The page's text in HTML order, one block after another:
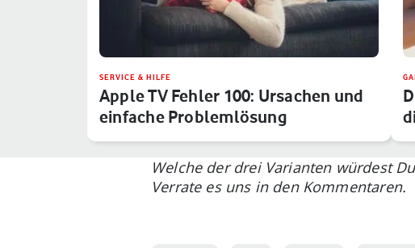
SERVICE & HILFE
Apple TV Fehler 100: Ursachen und
einfache Problemlösung
Welche der drei Varianten würdest
Verrate es uns in den Kommentaren.